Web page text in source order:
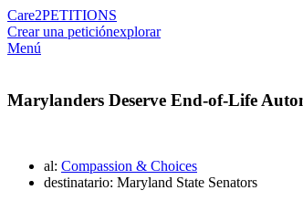
Care2PETITIONS
Crear una peticiónexplorar
Menú
Marylanders Deserve End-of-Life
al: Compassion & Choices
destinatario: Maryland State Senators